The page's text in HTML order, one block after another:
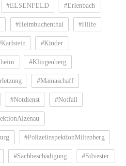
#ELSENFELD #Erlenbach
#Heimbuchenthal #Hilfe
#Kinder
#Klingenberg
#Mainaschaff
#Notdienst #Notfall
#PolizeiinspektionMiltenberg
#Sachbeschädigung #Silvester